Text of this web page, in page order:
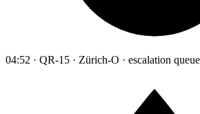
04:52 · QR-15 · Zürich-O · escalation